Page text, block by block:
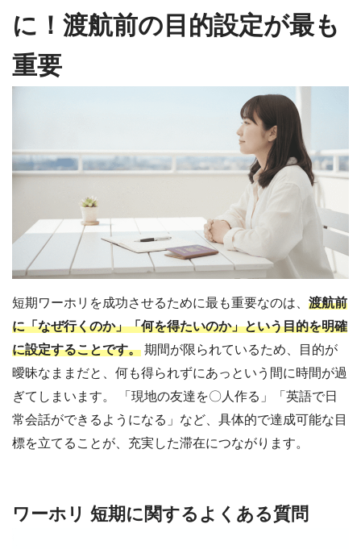
に！渡航前の目的設定が最も
重要
短期ワーホリを成功させるために最も重要なのは、 渡航前
に「なぜ行くのか」「何を得たいのか」という目的を明確
に設定することです。 期間が限られているため、目的が
曖昧なままだと、何も得られずにあっという間に時間が過
ぎてしまいます。 「現地の友達を〇人作る」「英語で日
常会話ができるようになる」など、具体的で達成可能な目
標を立てることが、充実した滞在につながります。
ワーホリ 短期に関するよくある質問